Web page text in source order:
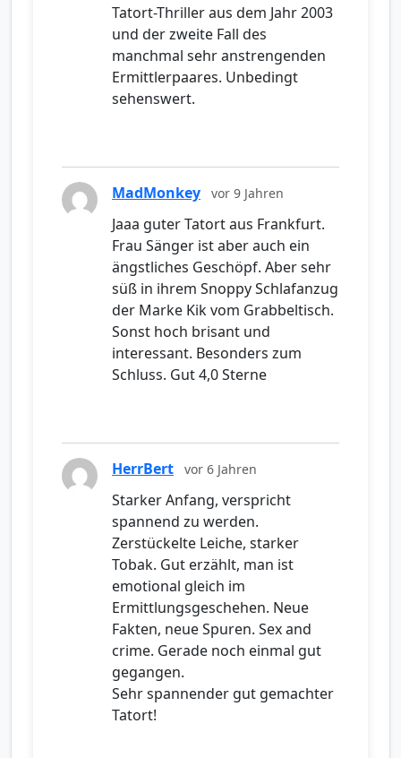
Tatort-Thriller aus dem Jahr 2003
und der zweite Fall des
manchmal sehr anstrengenden
Ermittlerpaares. Unbedingt
sehenswert.
MadMonkey vor 9 Jahren
Jaaa guter Tatort aus Frankfurt.
Frau Sänger ist aber auch ein
ängstliches Geschöpf. Aber sehr
süß in ihrem Snoppy Schlafanzug
der Marke Kik vom Grabbeltisch.
Sonst hoch brisant und
interessant. Besonders zum
Schluss. Gut 4,0 Sterne
HerrBert vor 6 Jahren
Starker Anfang, verspricht
spannend zu werden.
Zerstückelte Leiche, starker
Tobak. Gut erzählt, man ist
emotional gleich im
Ermittlungsgeschehen. Neue
Fakten, neue Spuren. Sex and
crime. Gerade noch einmal gut
gegangen.
Sehr spannender gut gemachter
Tatort!